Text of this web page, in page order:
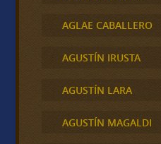
AGLAE CABALLERO
AGUSTÍN IRUSTA
AGUSTÍN LARA
AGUSTÍN MAGALDI